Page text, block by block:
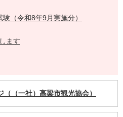
（令和8年9月実施分）
ます
（一社）高梁市観光協会）